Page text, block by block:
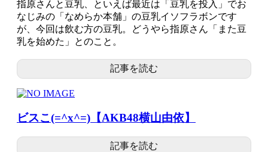
指原さんと豆乳、といえば最近は「豆乳を投入」でお
なじみの「なめらか本舗」の豆乳イソフラボンです
が、今回は飲む方の豆乳。どうやら指原さん「また豆
乳を始めた」とのこと。
記事を読む
ビスこ(=^x^=)【AKB48横山由依】
記事を読む